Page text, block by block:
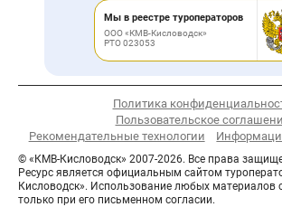
Мы в реестре туроператоров
ООО «КМВ-Кисловодск»
РТО 023053
Политика
Пользовательское
Рекомендательные технологии
© «КМВ-Кисловодск» 2007-2026. Все права
Ресурс является официальным сайтом
Кисловодск». Использование любых материалов
только при его письменном согласии.